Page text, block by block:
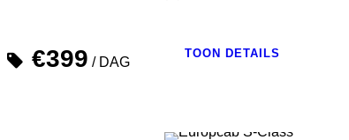
€399 / DAG
TOON DETAILS